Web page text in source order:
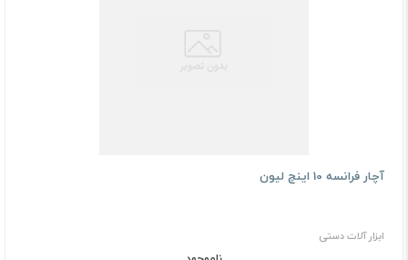
آچار فرانسه 10 اینچ لیون
ابزار آلات دستی